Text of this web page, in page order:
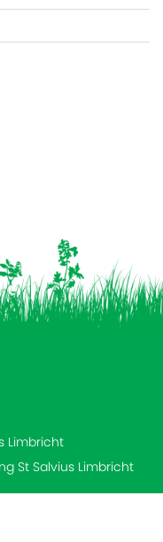
Limbricht
St Salvius Limbricht